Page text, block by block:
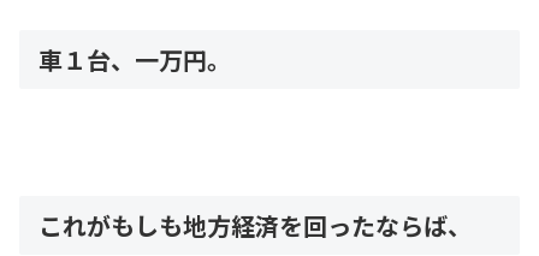
車１台、一万円。
これがもしも地方経済を回ったならば、